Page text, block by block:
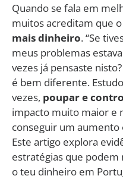
Quando se fala em
muitos acreditam que
mais dinheiro. “Se
meus problemas
vezes já pensaste
é bem diferente.
vezes, poupar e
impacto muito maior e
conseguir um
Este artigo explora
estratégias que
o teu dinheiro em